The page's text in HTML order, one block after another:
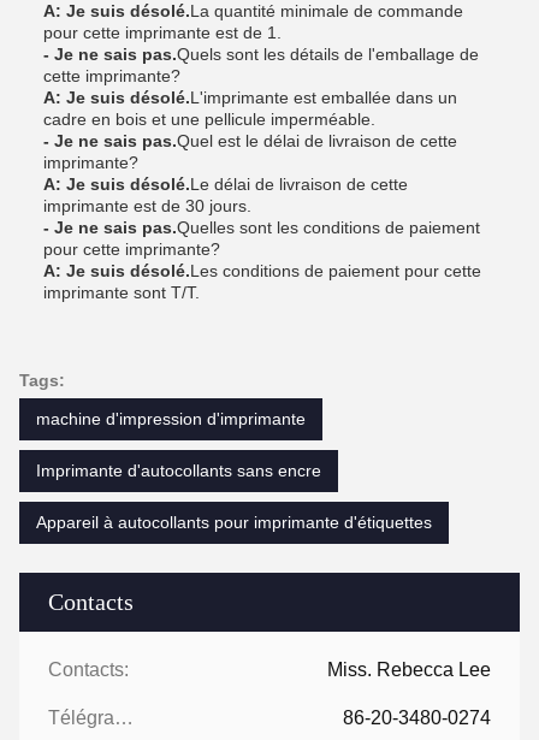
Contacts
Contacts: Miss. Rebecca Lee
Télégramme: 86-20-3480-0274
A: Je suis désolé.La quantité minimale de commande
pour cette imprimante est de 1.
- Je ne sais pas.Quels sont les détails de l'emballage de
cette imprimante?
A: Je suis désolé.L'imprimante est emballée dans un
cadre en bois et une pellicule imperméable.
- Je ne sais pas.Quel est le délai de livraison de cette
imprimante?
A: Je suis désolé.Le délai de livraison de cette
imprimante est de 30 jours.
- Je ne sais pas.Quelles sont les conditions de paiement
pour cette imprimante?
A: Je suis désolé.Les conditions de paiement pour cette
imprimante sont T/T.
Tags:
machine d'impression d'imprimante
Imprimante d'autocollants sans encre
Appareil à autocollants pour imprimante d'étiquettes